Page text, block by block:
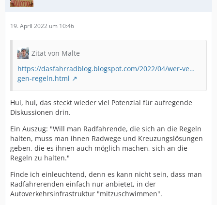
19. April 2022 um 10:46
Zitat von Malte
https://dasfahrradblog.blogspot.com/2022/04/wer-ve…
gen-regeln.html
Hui, hui, das steckt wieder viel Potenzial für aufregende
Diskussionen drin.
Ein Auszug: "Will man Radfahrende, die sich an die Regeln
halten, muss man ihnen Radwege und Kreuzungslösungen
geben, die es ihnen auch möglich machen, sich an die
Regeln zu halten."
Finde ich einleuchtend, denn es kann nicht sein, dass man
Radfahrerenden einfach nur anbietet, in der
Autoverkehrsinfrastruktur "mitzuschwimmen".